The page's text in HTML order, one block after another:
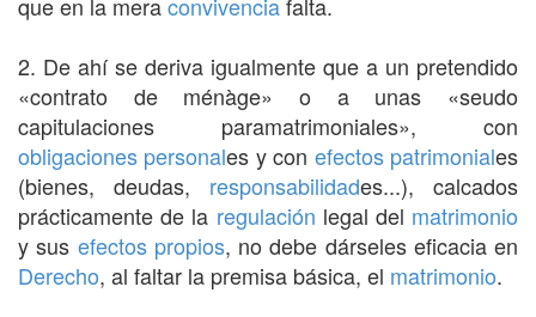
2. De ahí se deriva igualmente que a un pretendido
«contrato de ménàge» o a unas «seudo
capitulaciones paramatrimoniales», con
obligaciones personales y con efectos patrimoniales
(bienes, deudas, responsabilidades...), calcados
prácticamente de la regulación legal del matrimonio
y sus efectos propios, no debe dárseles eficacia en
Derecho, al faltar la premisa básica, el matrimonio.